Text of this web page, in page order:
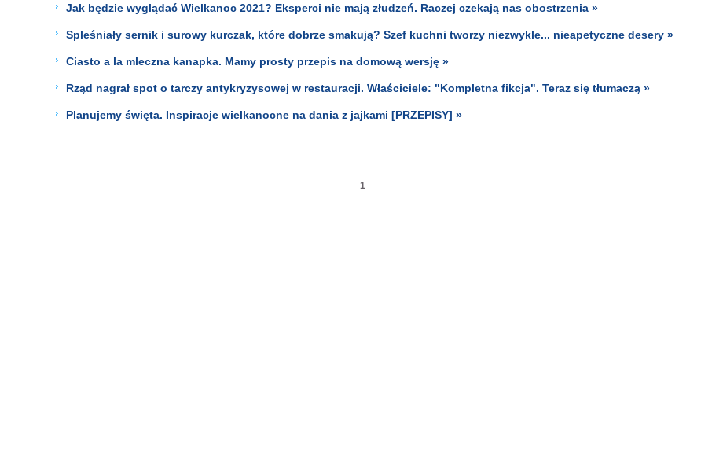
Jak będzie wyglądać Wielkanoc 2021? Eksperci nie mają złudzeń. Raczej czekają nas obostrzenia »
Spleśniały sernik i surowy kurczak, które dobrze smakują? Szef kuchni tworzy niezwykle... nieapetyczne desery »
Ciasto a la mleczna kanapka. Mamy prosty przepis na domową wersję »
Rząd nagrał spot o tarczy antykryzysowej w restauracji. Właściciele: "Kompletna fikcja". Teraz się tłumaczą »
Planujemy święta. Inspiracje wielkanocne na dania z jajkami [PRZEPISY] »
1